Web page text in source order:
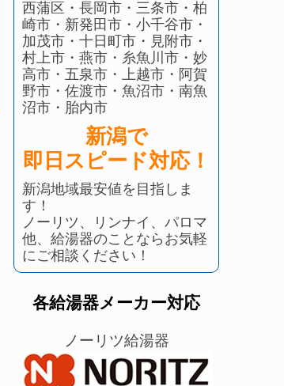
西蒲区・長岡市・三条市・柏
崎市・新発田市・小千谷市・
加茂市・十日町市・見附市・
村上市・燕市・糸魚川市・妙
高市・五泉市・上越市・阿賀
野市・佐渡市・魚沼市・南魚
沼市・胎内市
新潟で
即日スピード対応！
新潟地域最安値を目指しま
す！
ノーリツ、リンナイ、パロマ
他、給湯器のことならお気軽
にご相談ください！
各給湯器メーカー対応
ノーリツ給湯器